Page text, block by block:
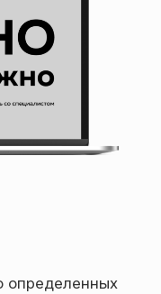
определенных